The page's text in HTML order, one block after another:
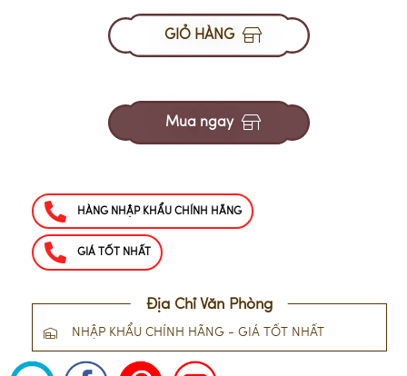
GIỎ HÀNG
Mua ngay
HÀNG NHẬP KHẨU CHÍNH HÃNG
GIÁ TỐT NHẤT
Địa Chỉ Văn Phòng
NHẬP KHẨU CHÍNH HÃNG - GIÁ TỐT NHẤT